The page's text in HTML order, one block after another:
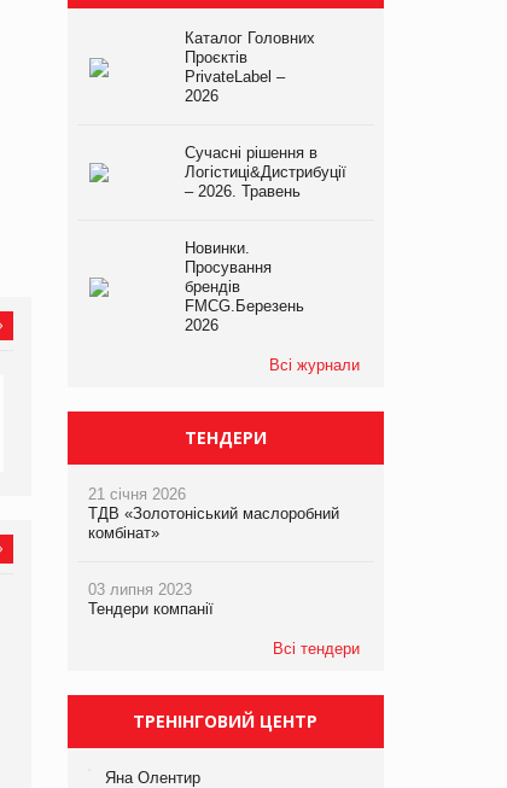
виробництва
компанії «УкраМарин»
Каталог Головних
Проєктів
PrivateLabel –
2026
Сучасні рішення в
Логістиці&Дистрибуції
– 2026. Травень
Новинки.
Просування
брендів
FMCG.Березень
2026
Всі журнали
ТЕНДЕРИ
21 січня 2026
ТДВ «Золотоніський маслоробний
комбінат»
03 липня 2023
Тендери компанії
Всі тендери
ТРЕНІНГОВИЙ ЦЕНТР
Яна Олентир